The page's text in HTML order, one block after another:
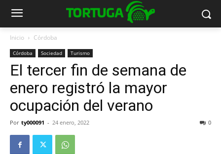
Inicio Córdoba
Córdoba Sociedad Turismo
El tercer fin de semana de
enero registró la mayor
ocupación del verano
Por ty000091 - 24 enero, 2022 0